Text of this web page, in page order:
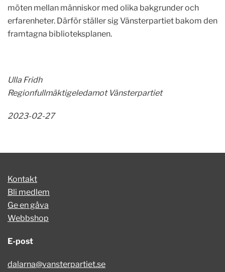
möten mellan människor med olika bakgrunder och
erfarenheter. Därför ställer sig Vänsterpartiet bakom den
framtagna biblioteksplanen.
Ulla Fridh
Regionfullmäktigeledamot Vänsterpartiet
2023-02-27
Kontakt
Bli medlem
Ge en gåva
Webbshop
E-post
dalarna@vansterpartiet.se